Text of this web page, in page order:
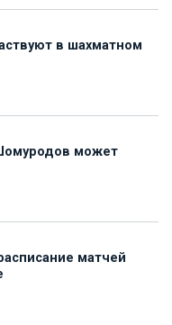
в шахматном
может
матчей